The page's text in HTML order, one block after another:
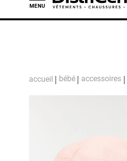
MENU
accueil bébé accessoires